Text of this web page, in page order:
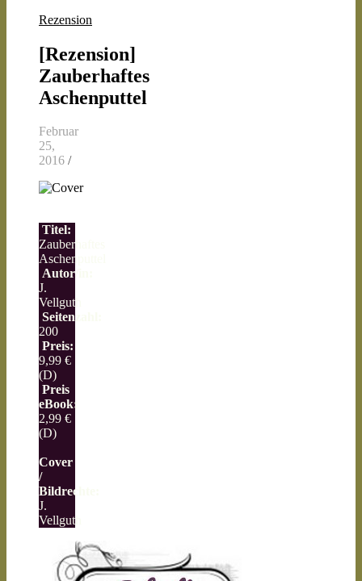
Rezension
[Rezension]
Zauberhaftes
Aschenputtel
Februar
25,
2016 /
Titel:
Zauberhaftes
Aschenputtel
Autor/in:
J.
Vellguth
Seitenzahl:
200
Preis:
9,99 €
(D)
Preis
eBook:
2,99 €
(D)
Cover
/
Bildrechte:
J.
Vellguth